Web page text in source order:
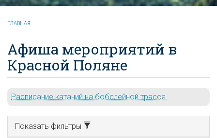
ГЛАВНАЯ
Афиша мероприятий в
Красной Поляне
Расписание катаний на бобслейной трассе.
Показать фильтры